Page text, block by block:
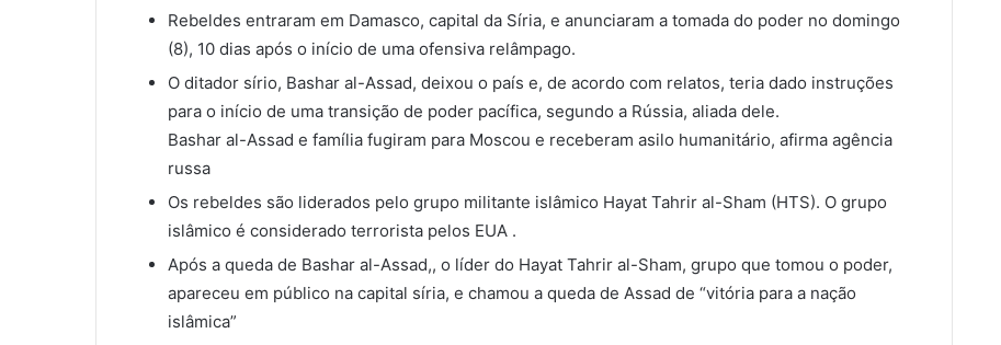
Rebeldes entraram em Damasco, capital da Síria, e anunciaram a tomada do poder no domingo
(8), 10 dias após o início de uma ofensiva relâmpago.
O ditador sírio, Bashar al-Assad, deixou o país e, de acordo com relatos, teria dado instruções
para o início de uma transição de poder pacífica, segundo a Rússia, aliada dele.
Bashar al-Assad e família fugiram para Moscou e receberam asilo humanitário, afirma agência
russa
Os rebeldes são liderados pelo grupo militante islâmico Hayat Tahrir al-Sham (HTS). O grupo
islâmico é considerado terrorista pelos EUA .
Após a queda de Bashar al-Assad,, o líder do Hayat Tahrir al-Sham, grupo que tomou o poder,
apareceu em público na capital síria, e chamou a queda de Assad de “vitória para a nação
islâmica”